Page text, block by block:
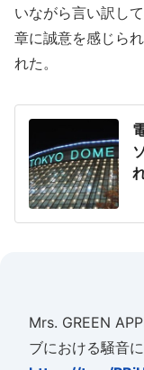
いながら言い訳し
章に誠意を感じら
れた。
Mrs. GREEN
ブにおける騒音